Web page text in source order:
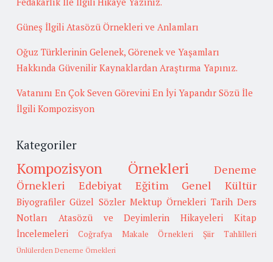
Güneş İlgili Atasözü Örnekleri ve Anlamları
Oğuz Türklerinin Gelenek, Görenek ve Yaşamları
Hakkında Güvenilir Kaynaklardan Araştırma Yapınız.
Vatanını En Çok Seven Görevini En İyi Yapandır Sözü İle
İlgili Kompozisyon
Kategoriler
Kompozisyon Örnekleri
Deneme
Örnekleri
Edebiyat Eğitim Genel Kültür
Biyografiler Güzel Sözler Mektup Örnekleri Tarih Ders
Notları
Atasözü ve Deyimlerin Hikayeleri
Kitap
İncelemeleri
Coğrafya Makale Örnekleri Şiir Tahlilleri
Ünlülerden Deneme Örnekleri